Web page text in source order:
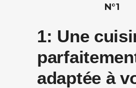
N°1
1: Une
adaptée à